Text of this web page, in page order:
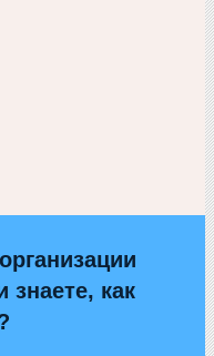
знаете, как